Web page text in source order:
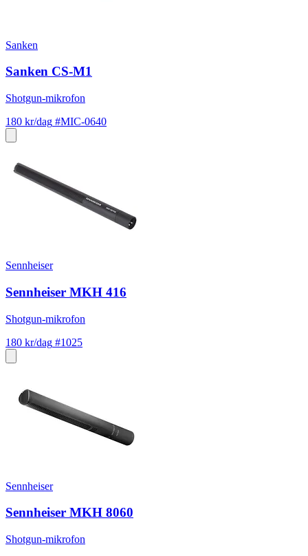
Sanken
Sanken CS-M1
Shotgun-mikrofon
180 kr/dag #MIC-0640
Sennheiser
Sennheiser MKH 416
Shotgun-mikrofon
180 kr/dag #1025
Sennheiser
Sennheiser MKH 8060
Shotgun-mikrofon